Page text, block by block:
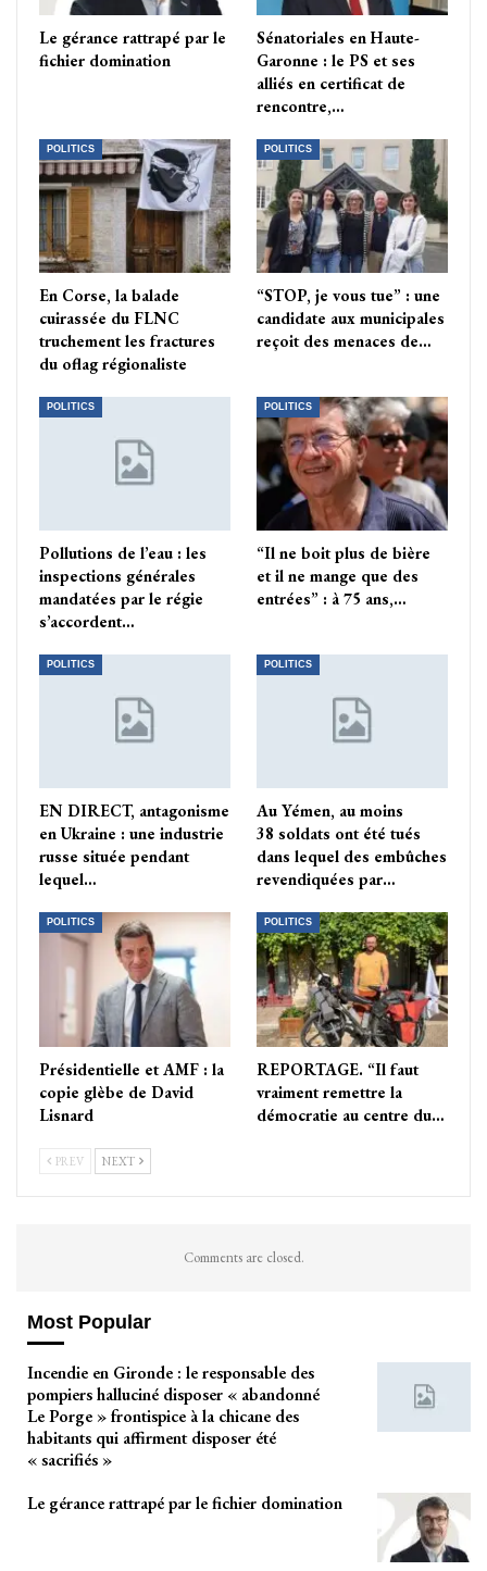
Le gérance rattrapé par le
fichier domination
Sénatoriales en Haute-
Garonne : le PS et ses
alliés en certificat de
rencontre,…
POLITICS
En Corse, la balade
cuirassée du FLNC
truchement les fractures
du oflag régionaliste
POLITICS
“STOP, je vous tue” : une
candidate aux municipales
reçoit des menaces de…
POLITICS
Pollutions de l’eau : les
inspections générales
mandatées par le régie
s’accordent…
POLITICS
“Il ne boit plus de bière
et il ne mange que des
entrées” : à 75 ans,…
POLITICS
EN DIRECT, antagonisme
en Ukraine : une industrie
russe située pendant
lequel…
POLITICS
Au Yémen, au moins
38 soldats ont été tués
dans lequel des embûches
revendiquées par…
POLITICS
Présidentielle et AMF : la
copie glèbe de David
Lisnard
POLITICS
REPORTAGE. “Il faut
vraiment remettre la
démocratie au centre du…
PREV NEXT
Comments are closed.
Most Popular
Incendie en Gironde : le responsable des
pompiers halluciné disposer « abandonné
Le Porge » frontispice à la chicane des
habitants qui affirment disposer été
« sacrifiés »
Le gérance rattrapé par le fichier domination